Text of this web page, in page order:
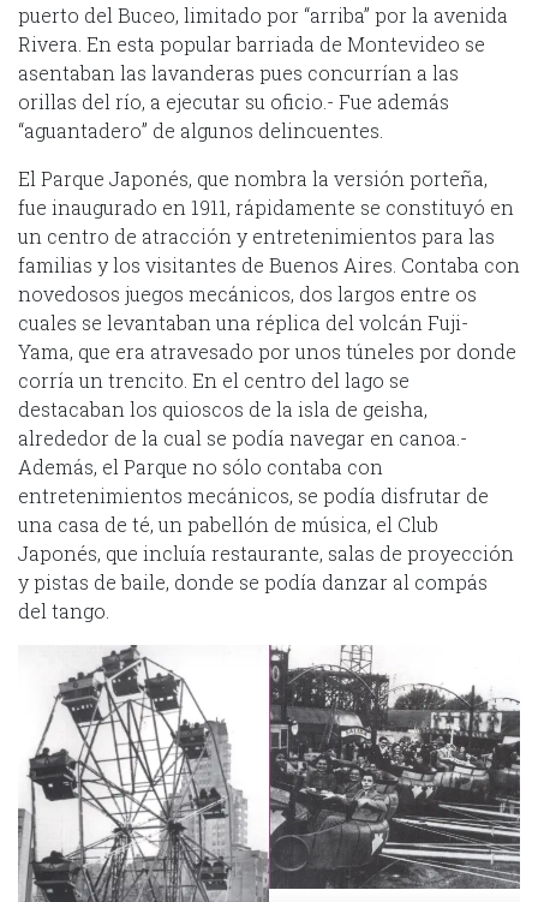
puerto del Buceo, limitado por “arriba” por la avenida
Rivera. En esta popular barriada de Montevideo se
asentaban las lavanderas pues concurrían a las
orillas del río, a ejecutar su oficio.- Fue además
“aguantadero” de algunos delincuentes.
El Parque Japonés, que nombra la versión porteña,
fue inaugurado en 1911, rápidamente se constituyó en
un centro de atracción y entretenimientos para las
familias y los visitantes de Buenos Aires. Contaba con
novedosos juegos mecánicos, dos largos entre os
cuales se levantaban una réplica del volcán Fuji-
Yama, que era atravesado por unos túneles por donde
corría un trencito. En el centro del lago se
destacaban los quioscos de la isla de geisha,
alrededor de la cual se podía navegar en canoa.-
Además, el Parque no sólo contaba con
entretenimientos mecánicos, se podía disfrutar de
una casa de té, un pabellón de música, el Club
Japonés, que incluía restaurante, salas de proyección
y pistas de baile, donde se podía danzar al compás
del tango.